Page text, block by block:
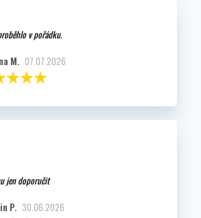
v pořádku.
M. 07.07.2026
jen doporučit
P. 30.06.2026